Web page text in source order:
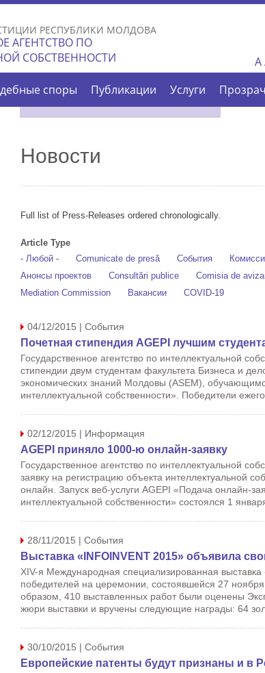
Skip to
main
content
РЕСПУБЛИКИ МОЛДОВА
АГЕНТСТВО ПО
СОБСТВЕННОСТИ
A
споры Публикации Услуги
Новости
Full list of Press-Releases ordered chronologically.
Article Type
- Любой -
Comunicate de presă События
Анонсы проектов
Consultări publice Comisia de
Mediation Commission
Вакансии COVID-19
04/12/2015 | События
Почетная стипендия AGEPI лучшим
Государственное агентство по интеллектуальной
стипендии двум студентам факультета Бизнеса и
экономических знаний Молдовы (ASEM),
интеллектуальной собственности». Победители
02/12/2015 | Информация
AGEPI приняло 1000-ю онлайн-заявку
Государственное агентство по интеллектуальной
заявку на регистрацию объекта интеллектуальной
онлайн. Запуск веб-услуги AGEPI «Подача онлайн-
интеллектуальной собственности» состоялся 1
28/11/2015 | События
Выставка «INFOINVENT 2015» объявила
XIV-я Международная специализированная
победителей на церемонии, состоявшейся 27
образом, 410 выставленных работ были оценены
жюри выставки и вручены следующие награды: 64
30/10/2015 | События
Европейские патенты будут признаны и в